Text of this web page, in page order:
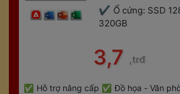
Ổ cứng: SSD
320GB
3,7 ,trđ
Hỗ trợ nâng cấp
Đồ họa - Văn